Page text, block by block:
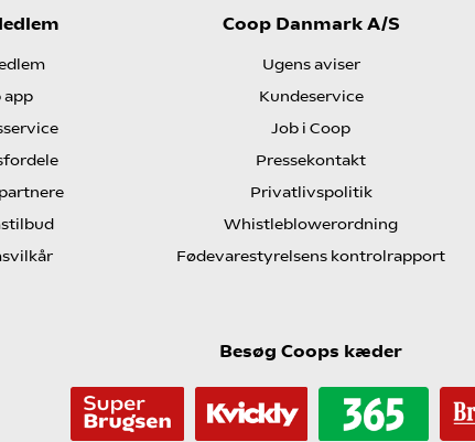
app
Coop Danmark A/S
Ugens aviser
Kundeservice
Job i Coop
Pressekontakt
Privatlivspolitik
Whistleblowerordning
Fødevarestyrelsens kontrolrapport
Besøg Coops kæder